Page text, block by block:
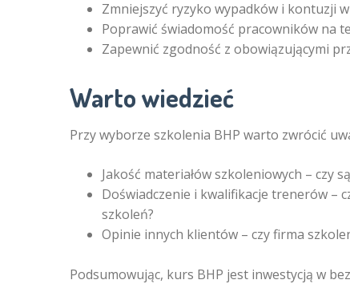
Zmniejszyć ryzyko wypadków i kontuzji
Poprawić świadomość pracowników na
Zapewnić zgodność z obowiązującymi
Warto wiedzieć
Przy wyborze szkolenia BHP warto zwrócić
Jakość materiałów szkoleniowych – czy
Doświadczenie i kwalifikacje trenerów –
szkoleń?
Opinie innych klientów – czy firma
Podsumowując, kurs BHP jest inwestycją w